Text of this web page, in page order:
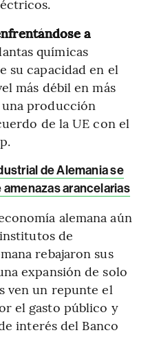
a
químicas
su capacidad en el
más débil en más
producción
de la UE con el
de Alemania se
arancelarias
alemana aún
de
rebajaron sus
expansión de solo
ven un repunte el
el gasto público y
interés del Banco